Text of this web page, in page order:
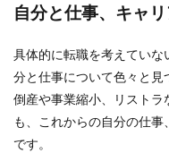
自分と仕事、キャ
具体的に転職を考えていな
分と仕事について色々と見
倒産や事業縮小、リストラ
も、これからの自分の仕
です。